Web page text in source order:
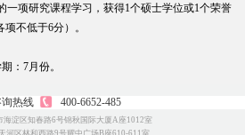
一项研究课程学习，获得1个硕士学位或1个荣誉
不低于6分）。
：7月份。
询热线 400-6652-485
海淀区知春路6号锦秋国际大厦A座1012室